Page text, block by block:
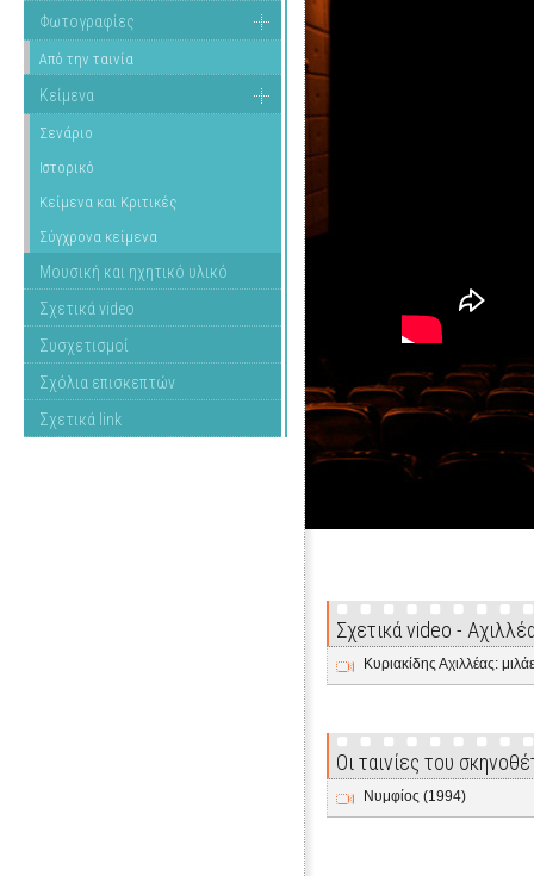
Φωτογραφίες
Από την ταινία
Κείμενα
Σενάριο
Ιστορικό
Κείμενα και Κριτικές
Σύγχρονα κείμενα
Μουσική και ηχητικό υλικό
Σχετικά video
Συσχετισμοί
Σχόλια επισκεπτών
Σχετικά link
Σχετικά video -
Κυριακίδης Αχιλλέας:
Οι ταινίες του
Νυμφίος (1994)